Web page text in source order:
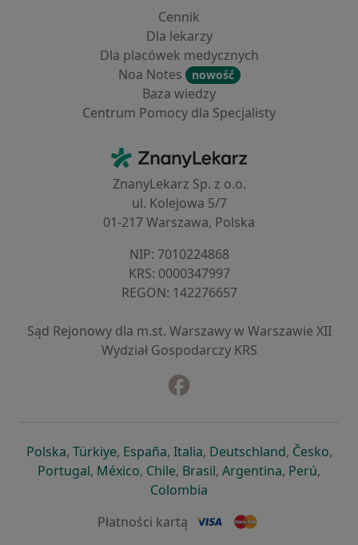
Cennik
Dla lekarzy
Dla placówek medycznych
Noa Notes
nowość
Baza wiedzy
Centrum Pomocy dla Specjalisty
ZnanyLekarz - Strona główna
ZnanyLekarz Sp. z o.o.
ul. Kolejowa 5/7
01-217 Warszawa, Polska
NIP: ⁠7010224868
KRS: ⁠0000347997
REGON: ⁠142276657
Sąd Rejonowy dla m.st. Warszawy w Warszawie XII
Wydział Gospodarczy KRS
Polskaotwiera się w nowej karcie
, Türkiyeotwiera się w nowej karcie
, Españaotwiera się w nowej karcie
, Italiaotwiera się w nowej
, Deutschlandotwiera się
, Česko,
Portugalotwiera się w nowej karcie
, Méxicootwiera się w nowej karcie
, Chileotwiera się w nowej karcie
, Brasilotwiera się w nowej
, Argentinaotwiera się
, Perú,
Colombia
Płatności kartą